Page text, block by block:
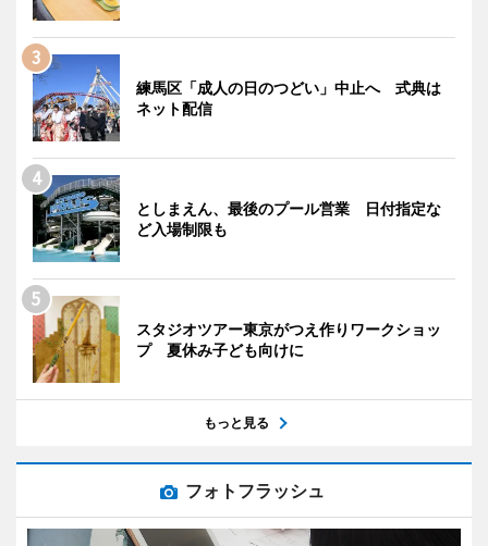
練馬区「成人の日のつどい」中止へ 式典は
ネット配信
としまえん、最後のプール営業 日付指定な
ど入場制限も
スタジオツアー東京がつえ作りワークショッ
プ 夏休み子ども向けに
もっと見る
フォトフラッシュ